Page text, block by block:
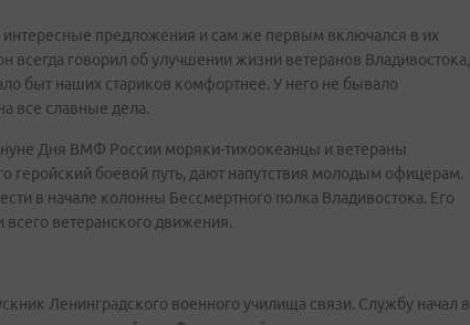
интересные предложения и сам же первым включался в их
всегда говорил об улучшении жизни ветеранов Владивостока,
быт наших стариков комфортнее. У него не бывало
все славные дела.
Дня ВМФ России моряки-тихоокеанцы и ветераны
геройский боевой путь, дают напутствия молодым офицерам.
в начале колонны Бессмертного полка Владивостока. Его
всего ветеранского движения.
Ленинградского военного училища связи. Службу начал в